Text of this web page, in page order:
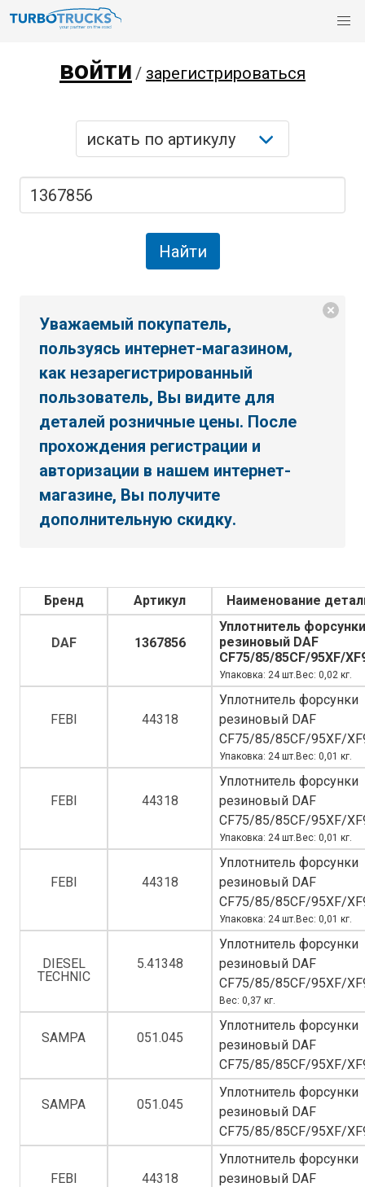
войти / зарегистрироваться
Уважаемый покупатель,
пользуясь интернет-магазином,
как незарегистрированный
пользователь, Вы видите для
деталей розничные цены. После
прохождения регистрации и
авторизации в нашем интернет-
магазине, Вы получите
дополнительную скидку.
Бренд Артикул Наименование
DAF 1367856
Уплотнитель форсунки
резиновый DAF
CF75/85/85CF/95XF/
Упаковка: 24 шт.Вес: 0,02 кг.
FEBI 44318
Уплотнитель форсунки
резиновый DAF
CF75/85/85CF/95XF/
Упаковка: 24 шт.Вес: 0,01 кг.
FEBI 44318
Уплотнитель форсунки
резиновый DAF
CF75/85/85CF/95XF/
Упаковка: 24 шт.Вес: 0,01 кг.
FEBI 44318
Уплотнитель форсунки
резиновый DAF
CF75/85/85CF/95XF/
Упаковка: 24 шт.Вес: 0,01 кг.
DIESEL
TECHNIC
5.41348
Уплотнитель форсунки
резиновый DAF
CF75/85/85CF/95XF/
Вес: 0,37 кг.
SAMPA 051.045
Уплотнитель форсунки
резиновый DAF
CF75/85/85CF/95XF/
SAMPA 051.045
Уплотнитель форсунки
резиновый DAF
CF75/85/85CF/95XF/
FEBI 44318
Уплотнитель форсунки
резиновый DAF